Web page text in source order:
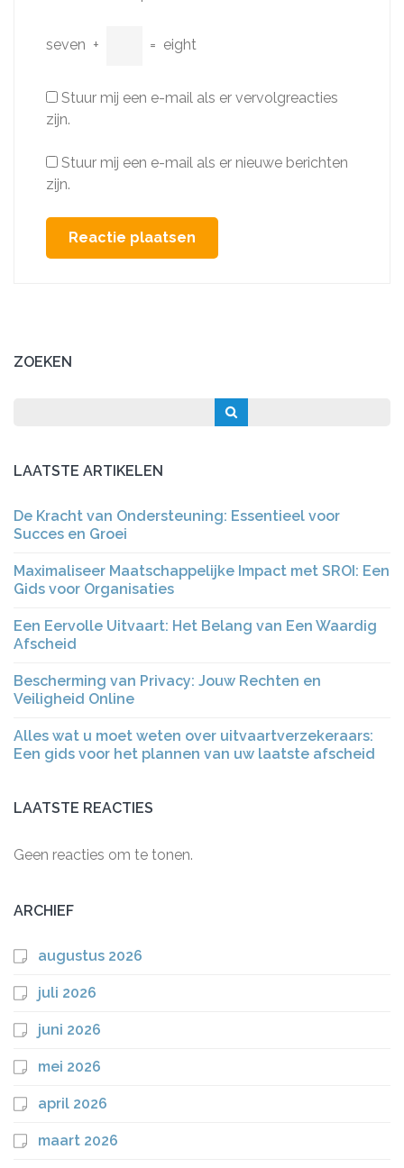
seven + = eight
Stuur mij een e-mail als er vervolgreacties
zijn.
Stuur mij een e-mail als er nieuwe berichten
zijn.
ZOEKEN
LAATSTE ARTIKELEN
De Kracht van Ondersteuning: Essentieel voor
Succes en Groei
Maximaliseer Maatschappelijke Impact met SROI: Een
Gids voor Organisaties
Een Eervolle Uitvaart: Het Belang van Een Waardig
Afscheid
Bescherming van Privacy: Jouw Rechten en
Veiligheid Online
Alles wat u moet weten over uitvaartverzekeraars:
Een gids voor het plannen van uw laatste afscheid
LAATSTE REACTIES
Geen reacties om te tonen.
ARCHIEF
augustus 2026
juli 2026
juni 2026
mei 2026
april 2026
maart 2026